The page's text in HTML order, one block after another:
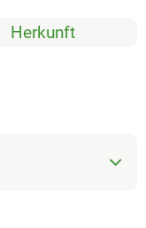
Herkunft